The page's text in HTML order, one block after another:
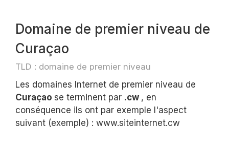
Domaine de premier niveau de
Curaçao
TLD : domaine de premier niveau
Les domaines Internet de premier niveau de
Curaçao se terminent par .cw , en
conséquence ils ont par exemple l'aspect
suivant (exemple) : www.siteinternet.cw